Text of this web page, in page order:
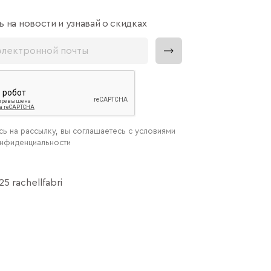
новости и узнавай о скидках
на рассылку, вы соглашаетесь с условиями
rachellfabri